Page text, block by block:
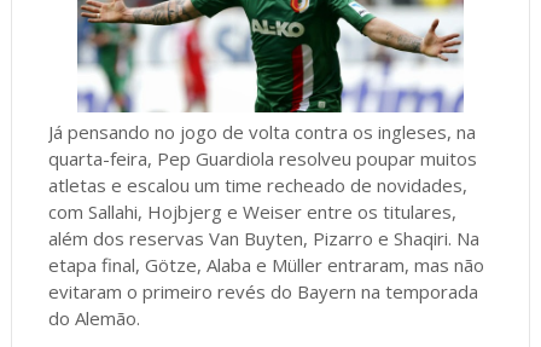
Já pensando no jogo de volta contra os ingleses, na
quarta-feira, Pep Guardiola resolveu poupar muitos
atletas e escalou um time recheado de novidades,
com Sallahi, Hojbjerg e Weiser entre os titulares,
além dos reservas Van Buyten, Pizarro e Shaqiri. Na
etapa final, Götze, Alaba e Müller entraram, mas não
evitaram o primeiro revés do Bayern na temporada
do Alemão.